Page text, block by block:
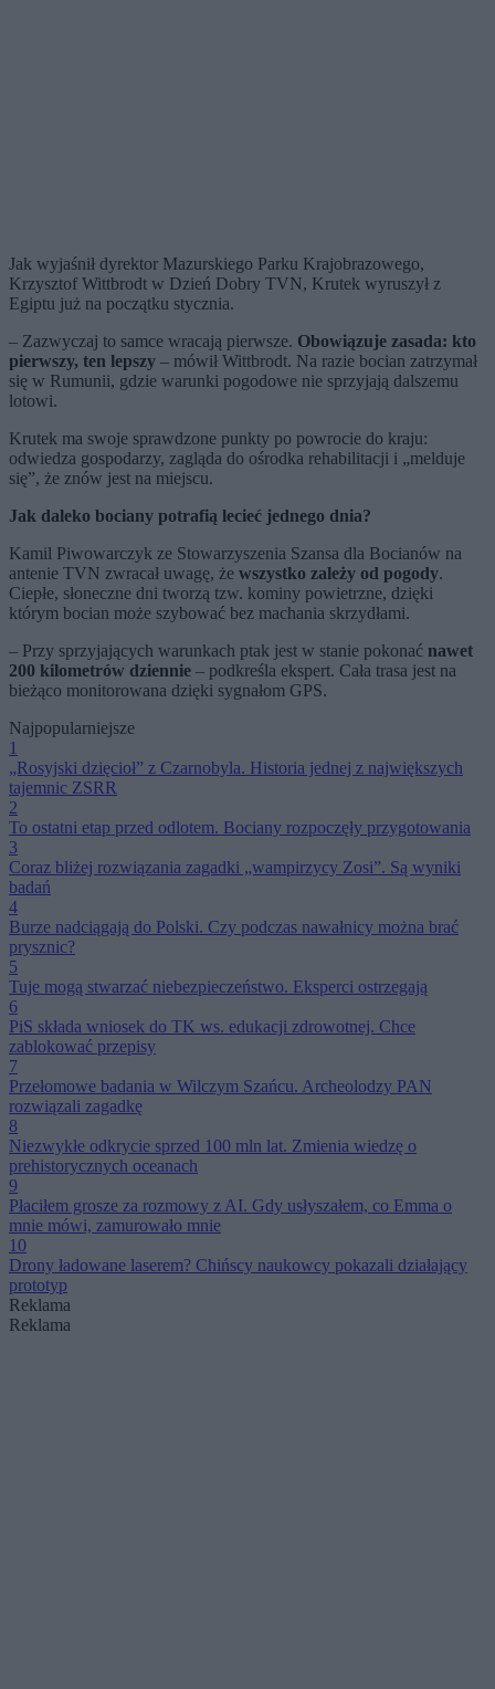
Jak wyjaśnił dyrektor Mazurskiego Parku Krajobrazowego,
Krzysztof Wittbrodt w Dzień Dobry TVN, Krutek wyruszył z
Egiptu już na początku stycznia.
– Zazwyczaj to samce wracają pierwsze. Obowiązuje zasada: kto
pierwszy, ten lepszy – mówił Wittbrodt. Na razie bocian zatrzymał
się w Rumunii, gdzie warunki pogodowe nie sprzyjają dalszemu
lotowi.
Krutek ma swoje sprawdzone punkty po powrocie do kraju:
odwiedza gospodarzy, zagląda do ośrodka rehabilitacji i „melduje
się”, że znów jest na miejscu.
Jak daleko bociany potrafią lecieć jednego dnia?
Kamil Piwowarczyk ze Stowarzyszenia Szansa dla Bocianów na
antenie TVN zwracał uwagę, że wszystko zależy od pogody.
Ciepłe, słoneczne dni tworzą tzw. kominy powietrzne, dzięki
którym bocian może szybować bez machania skrzydłami.
– Przy sprzyjających warunkach ptak jest w stanie pokonać nawet
200 kilometrów dziennie – podkreśla ekspert. Cała trasa jest na
bieżąco monitorowana dzięki sygnałom GPS.
Najpopularniejsze
1
„Rosyjski dzięcioł” z Czarnobyla. Historia jednej z największych
tajemnic ZSRR
2
To ostatni etap przed odlotem. Bociany rozpoczęły przygotowania
3
Coraz bliżej rozwiązania zagadki „wampirzycy Zosi”. Są wyniki
badań
4
Burze nadciągają do Polski. Czy podczas nawałnicy można brać
prysznic?
5
Tuje mogą stwarzać niebezpieczeństwo. Eksperci ostrzegają
6
PiS składa wniosek do TK ws. edukacji zdrowotnej. Chce
zablokować przepisy
7
Przełomowe badania w Wilczym Szańcu. Archeolodzy PAN
rozwiązali zagadkę
8
Niezwykłe odkrycie sprzed 100 mln lat. Zmienia wiedzę o
prehistorycznych oceanach
9
Płaciłem grosze za rozmowy z AI. Gdy usłyszałem, co Emma o
mnie mówi, zamurowało mnie
10
Drony ładowane laserem? Chińscy naukowcy pokazali działający
prototyp
Reklama
Reklama